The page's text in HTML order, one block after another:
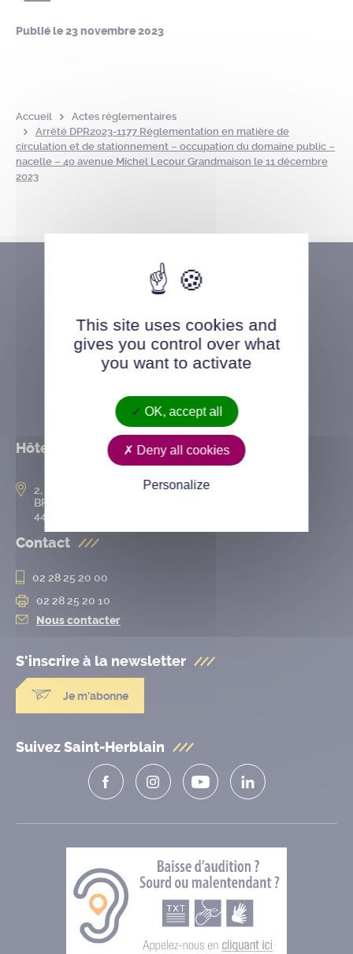
Publié le23 novembre 2023
Accueil
Actes réglementaires
Arrêté DPR2023-1177 Réglementation en matière de
circulation et de stationnement – occupation du domaine public –
nacelle – 40 avenue Michel Lecour Grandmaison le 11 décembre
2023
Hôtel de ville
2, rue de l’Hôtel-de-Ville
BP 50167
44802 Saint-Herblain cedex
Contact
02 28 25 20 00
02 28 25 20 10
Nous contacter
S'inscrire à la newsletter
Je m'abonne
Suivez Saint-Herblain
This site uses cookies and
gives you control over what
you want to activate
OK, accept all
Deny all cookies
Personalize